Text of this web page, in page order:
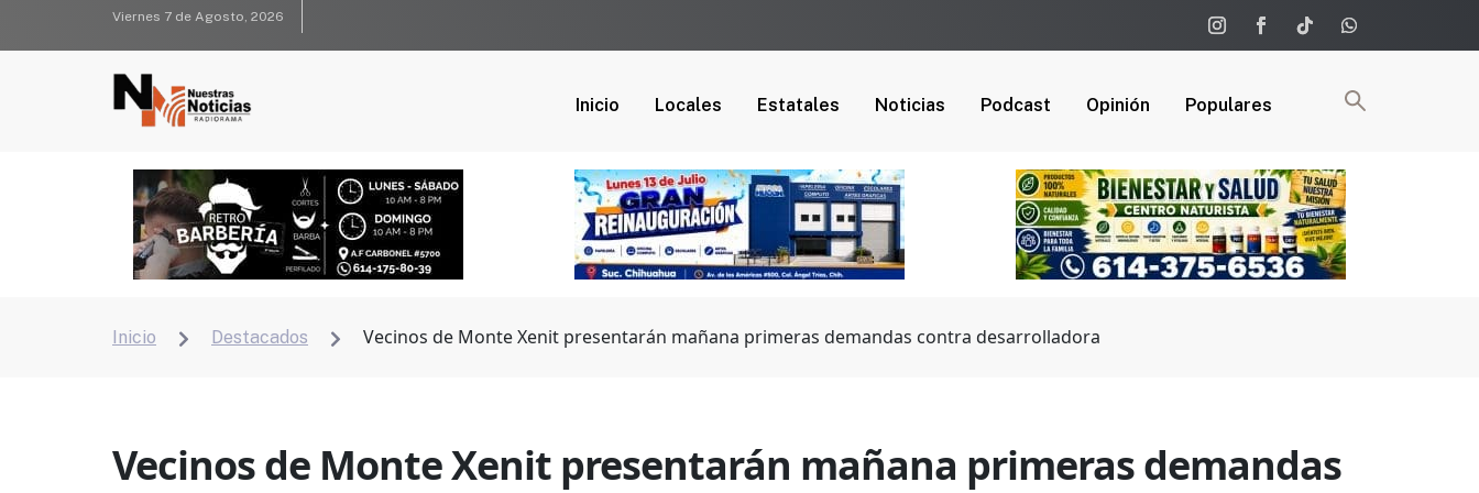
Viernes 7 de Agosto, 2026
Inicio Locales Estatales Noticias Podcast Opinión Populares
Inicio  Destacados  Vecinos de Monte Xenit presentarán mañana primeras demandas contra desarrolladora
Vecinos de Monte Xenit presentarán mañana primeras demandas